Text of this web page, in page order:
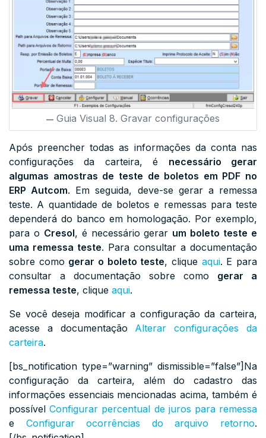
Guia Visual 8. Gravar configurações
Após preencher todas as informações da conta nas
configurações da carteira, é necessário gerar
algumas amostras de teste de boletos em PDF no
ERP Autcom. Em seguida, deve-se gerar a remessa
teste. A quantidade de boletos e remessas para teste
dependerá do banco em homologação. Por exemplo,
para o Cresol, é necessário gerar um boleto teste e
uma remessa teste. Para consultar a documentação
sobre como gerar o boleto teste, clique aqui. E para
consultar a documentação sobre como gerar a
remessa teste, clique aqui.
Se você deseja modificar a configuração da carteira,
acesse a documentação Alterar configurações da
carteira.
[bs_notification type=”warning” dismissible=”false”]Na
configuração da carteira, além do cadastro das
informações essenciais mencionadas acima, também é
possívelConfigurar percentual de juros para remessa
e Configurar ocorrências do arquivo retorno.